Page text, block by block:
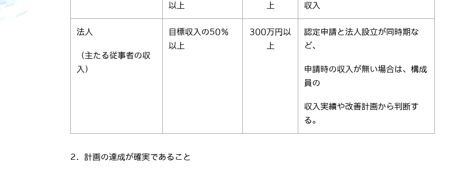
以上
上
収入
法人
（主たる従事者の収
入）
目標収入の50％
以上
300万円以
上
認定申請と法人設立が同時期な
ど、
申請時の収入が無い場合は、構成
員の
収入実績や改善計画から判断す
る。
2．計画の達成が確実であること